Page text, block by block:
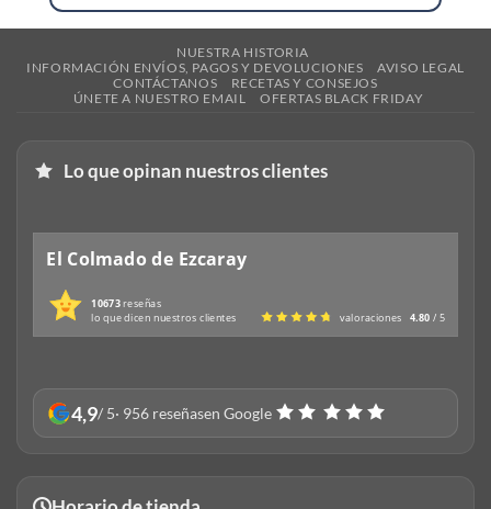
producto
NUESTRA HISTORIA
INFORMACIÓN ENVÍOS, PAGOS Y DEVOLUCIONES
AVISO LEGAL
CONTÁCTANOS
RECETAS Y CONSEJOS
ÚNETE A NUESTRO EMAIL
OFERTAS BLACK FRIDAY
Lo que opinan nuestros clientes
El Colmado de Ezcaray
10673reseñas
lo que dicen nuestros clientes
valoraciones 4.80 / 5
4,9/ 5· 956 reseñasen Google